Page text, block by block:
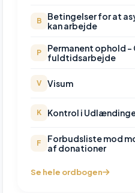
B
Betingelser for at
kan arbejde
P
Permanent ophold
fuldtidsarbejde
V Visum
K Kontrol i
F
Forbudsliste mod
af donationer
Se hele ordbogen